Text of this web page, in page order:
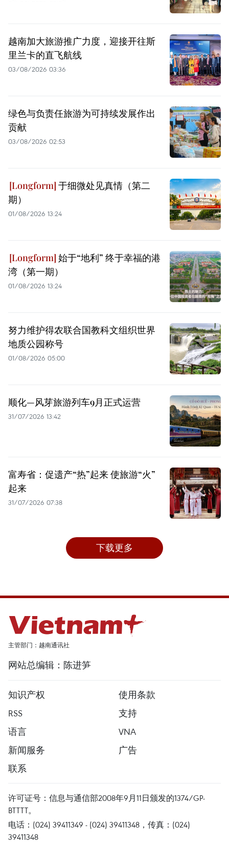
越南加大旅游推广力度，迎接开往斯
里兰卡的直飞航线
03/08/2026 03:36
绿色与负责任旅游为可持续发展作出
贡献
03/08/2026 02:53
于细微处见真情（第二
期）
01/08/2026 13:24
始于“地利” 终于幸福的港
湾（第一期）
01/08/2026 13:24
努力维护得农联合国教科文组织世界
地质公园称号
01/08/2026 05:00
顺化—风芽旅游列车9月正式运营
31/07/2026 13:42
富寿省：促遗产“热”起来 使旅游“火”
起来
31/07/2026 07:38
下载更多
主管部门：越南通讯社
网站总编辑：陈进笋
知识产权
使用条款
RSS
支持
语言
VNA
新闻服务
广告
联系
许可证号：信息与通信部2008年9月11日颁发的1374/GP-
BTTTT。
电话：(024) 39411349 - (024) 39411348，传真：(024)
39411348